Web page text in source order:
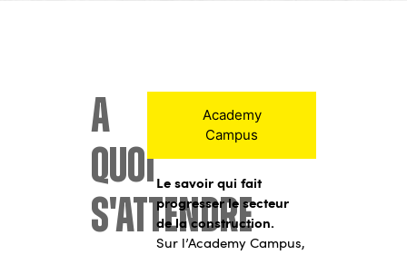
A
quoi
s'attendre
Academy
Campus
Le savoir qui fait
progresser le secteur
de la construction.
Sur l’Academy Campus,